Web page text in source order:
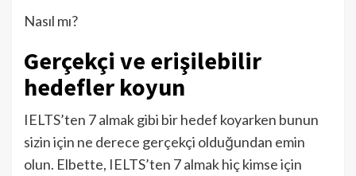
Nasıl mı?
Gerçekçi ve erişilebilir
hedefler koyun
IELTS’ten 7 almak gibi bir hedef koyarken bunun
sizin için ne derece gerçekçi olduğundan emin
olun. Elbette, IELTS’ten 7 almak hiç kimse için